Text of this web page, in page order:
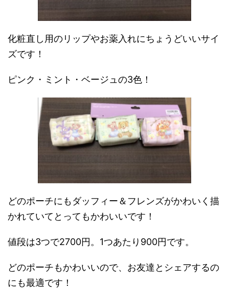
化粧直し用のリップやお薬入れにちょうどいいサイ
ズです！
ピンク・ミント・ベージュの3色！
どのポーチにもダッフィー＆フレンズがかわいく描
かれていてとってもかわいいです！
値段は3つで2700円。1つあたり900円です。
どのポーチもかわいいので、お友達とシェアするの
にも最適です！